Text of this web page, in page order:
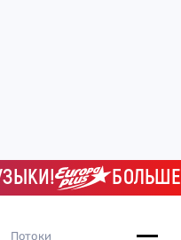
БОЛЬШЕ
Потоки